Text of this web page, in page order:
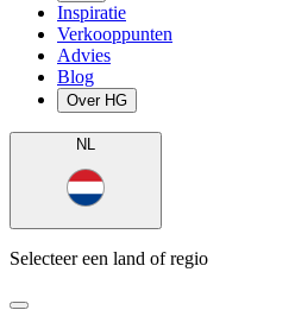
Inspiratie
Verkooppunten
Advies
Blog
Over HG
NL
Selecteer een land of regio